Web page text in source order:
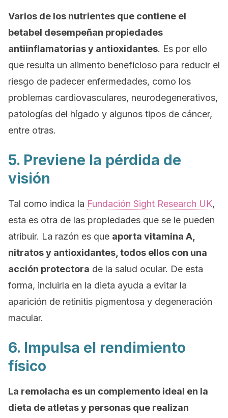
Varios de los nutrientes que contiene el
betabel desempeñan propiedades
antiinflamatorias y antioxidantes. Es por ello
que resulta un alimento beneficioso para reducir el
riesgo de padecer enfermedades, como los
problemas cardiovasculares, neurodegenerativos,
patologías del hígado y algunos tipos de cáncer,
entre otras.
5. Previene la pérdida de
visión
Tal como indica la Fundación Sight Research UK,
esta es otra de las propiedades que se le pueden
atribuir. La razón es que aporta vitamina A,
nitratos y antioxidantes, todos ellos con una
acción protectora de la salud ocular. De esta
forma, incluirla en la dieta ayuda a evitar la
aparición de retinitis pigmentosa y degeneración
macular.
6. Impulsa el rendimiento
físico
La remolacha es un complemento ideal en la
dieta de atletas y personas que realizan